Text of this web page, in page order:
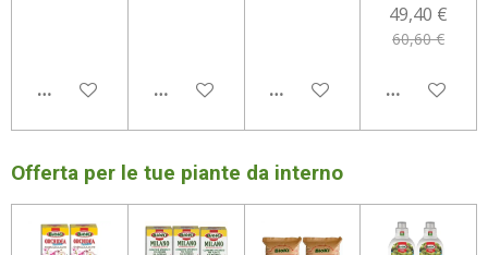
AGGIUNGI AL CARRELLOAGGIUNGI AL CARRELLOAGGIUNGI AL CARRELLO
49,40 €
60,60 €
AGGIUNGI
Offerta per le tue piante da interno